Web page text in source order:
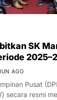
SK
AGO
Pusat
secara resmi